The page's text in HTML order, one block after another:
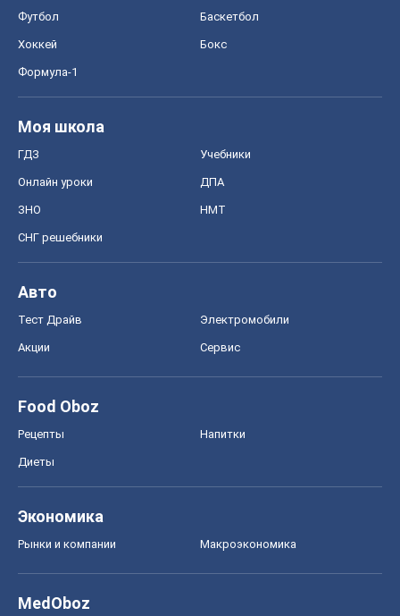
Футбол Баскетбол
Хоккей Бокс
Формула-1
Моя школа
ГДЗ Учебники
Онлайн уроки ДПА
ЗНО НМТ
СНГ решебники
Авто
Тест Драйв Электромобили
Акции Сервис
Food Oboz
Рецепты Напитки
Диеты
Экономика
Рынки и компании Mакроэкономика
MedOboz